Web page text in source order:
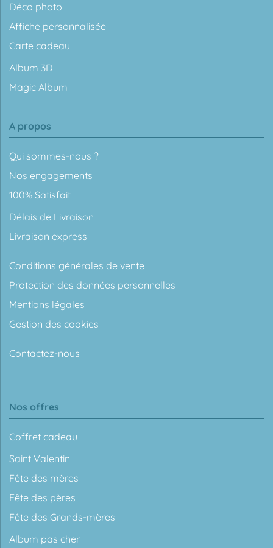
Déco photo
Affiche personnalisée
Carte cadeau
Album 3D
Magic Album
A propos
Qui sommes-nous ?
Nos engagements
100% Satisfait
Délais de Livraison
Livraison express
Conditions générales de vente
Protection des données personnelles
Mentions légales
Gestion des cookies
Contactez-nous
Nos offres
Coffret cadeau
Saint Valentin
Fête des mères
Fête des pères
Fête des Grands-mères
Album pas cher